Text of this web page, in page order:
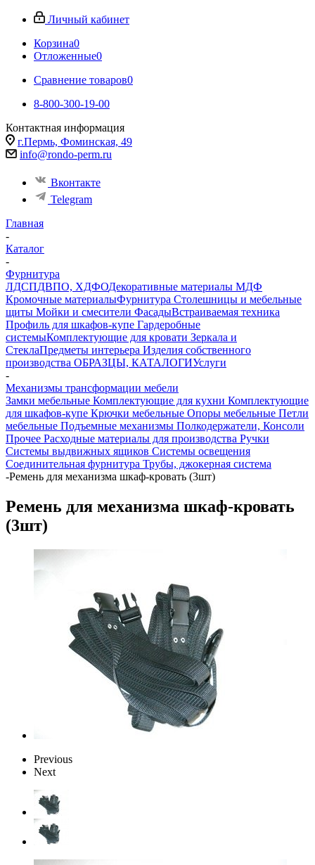
Личный кабинет
Корзина0
Отложенные0
Сравнение товаров0
8-800-300-19-00
Контактная информация
г.Пермь, Фоминская, 49
info@rondo-perm.ru
Вконтакте
Telegram
Главная
-
Каталог
-
Фурнитура
ЛДСПДВПО, ХДФОДекоративные материалы МДФ
Кромочные материалыФурнитура Столешницы и мебельные
щиты Мойки и смесители ФасадыВстраиваемая техника
Профиль для шкафов-купе Гардеробные
системыКомплектующие для кровати Зеркала и
СтеклаПредметы интерьера Изделия собственного
производства ОБРАЗЦЫ, КАТАЛОГИУслуги
-
Механизмы трансформации мебели
Замки мебельные Комплектующие для кухни Комплектующие
для шкафов-купе Крючки мебельные Опоры мебельные Петли
мебельные Подъемные механизмы Полкодержатели, Консоли
Прочее Расходные материалы для производства Ручки
Системы выдвижных ящиков Системы освещения
Соединительная фурнитура Трубы, джокерная система
-Ремень для механизма шкаф-кровать (3шт)
Ремень для механизма шкаф-кровать
(3шт)
Previous
Next